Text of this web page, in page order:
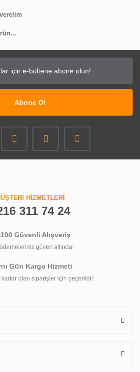
Abone Ol
HİZMETLERİ
311 74 24
Güvenli Alışveriş
güven altında!
Gün Kargo Hizmeti
kadar olan siparişler için geçerlidir.